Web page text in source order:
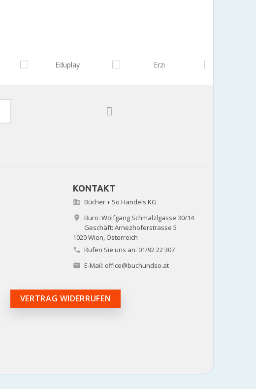
KONTAKT
 Bücher + So Handels KG

Büro: Wolfgang Schmälzlgasse 30/14
Geschäft: Arnezhoferstrasse 5
1020 Wien, Österreich
 Rufen Sie uns an: 01/92 22 307
 E-Mail: office@buchundso.at
VERTRAG WIDERRUFEN